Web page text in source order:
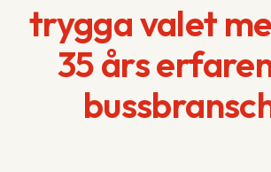
OM OSS
KONTAKT
trygga valet
35 års